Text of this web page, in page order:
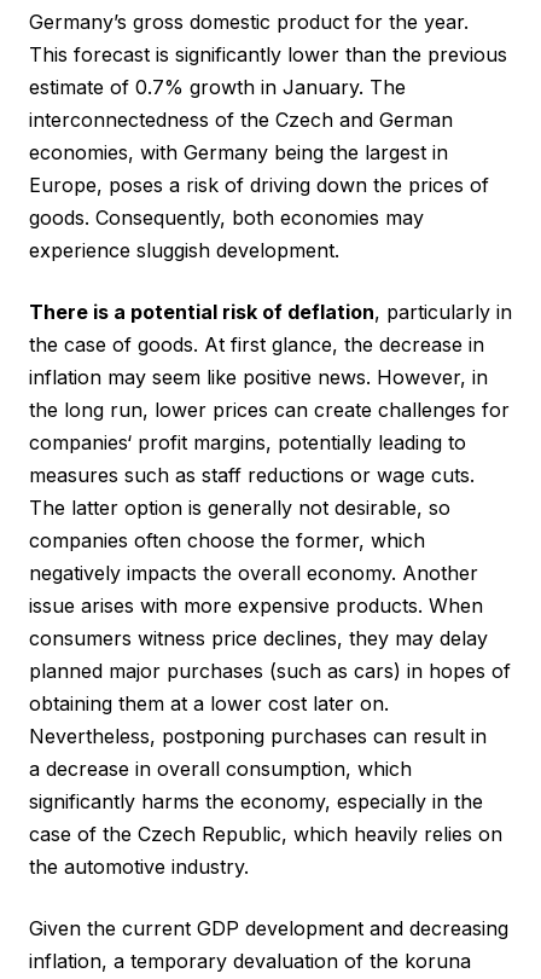
Germany’s gross domestic product for the year.
This forecast is significantly lower than the previous
estimate of 0.7% growth in January. The
interconnectedness of the Czech and German
economies, with Germany being the largest in
Europe, poses a risk of driving down the prices of
goods. Consequently, both economies may
experience sluggish development.
There is a potential risk of deflation, particularly in
the case of goods. At first glance, the decrease in
inflation may seem like positive news. However, in
the long run, lower prices can create challenges for
companies‘ profit margins, potentially leading to
measures such as staff reductions or wage cuts.
The latter option is generally not desirable, so
companies often choose the former, which
negatively impacts the overall economy. Another
issue arises with more expensive products. When
consumers witness price declines, they may delay
planned major purchases (such as cars) in hopes of
obtaining them at a lower cost later on.
Nevertheless, postponing purchases can result in
a decrease in overall consumption, which
significantly harms the economy, especially in the
case of the Czech Republic, which heavily relies on
the automotive industry.
Given the current GDP development and decreasing
inflation, a temporary devaluation of the koruna